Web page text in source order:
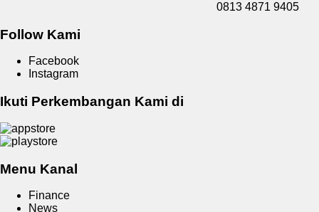
0813 4871 9405
Follow Kami
Facebook
Instagram
Ikuti Perkembangan Kami di
Menu Kanal
Finance
News